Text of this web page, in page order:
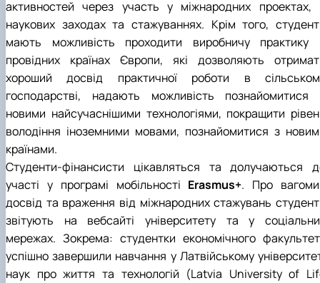
активностей через участь у міжнародних проектах,
наукових заходах та стажуваннях. Крім того,
мають можливість проходити виробничу практику
провідних країнах Європи, які дозволяють
хороший досвід практичної роботи в
господарстві, надають можливість познайомитися
новими найсучаснішими технологіями, покращити
володіння іноземними мовами, познайомитися з
країнами.
Студенти-фінансисти цікавляться та долучаються
участі у програмі мобільності Erasmus+. Про
досвід та враження від міжнародних стажувань
звітують на вебсайті університету та у
мережах. Зокрема: студентки економічного
успішно завершили навчання у Латвійському
наук про життя та технологій (Latvia University of